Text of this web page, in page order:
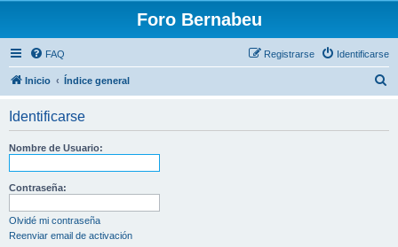
Foro Bernabeu
FAQ Identificarse
Registrarse
Inicio Índice general
Identificarse
Nombre de Usuario:
Contraseña:
Olvidé mi contraseña
Reenviar email de activación